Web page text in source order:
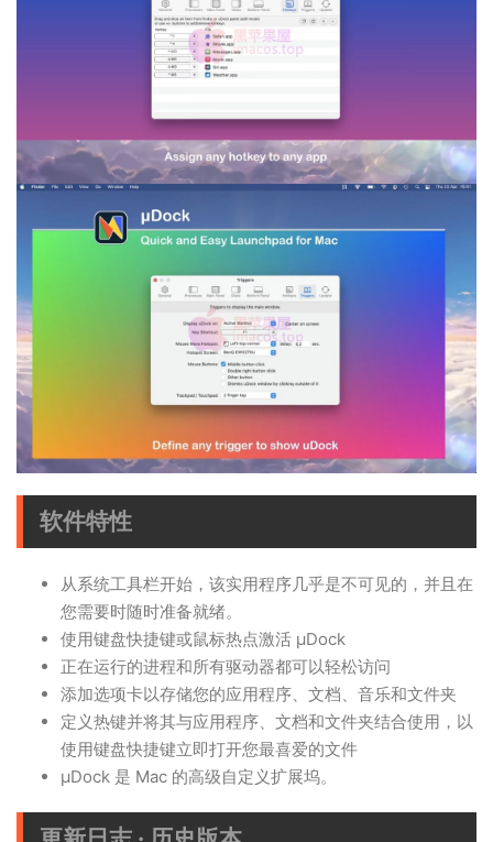
软件特性
从系统工具栏开始，该实用程序几乎是不可见的，并且在
您需要时随时准备就绪。
使用键盘快捷键或鼠标热点激活 µDock
正在运行的进程和所有驱动器都可以轻松访问
添加选项卡以存储您的应用程序、文档、音乐和文件夹
定义热键并将其与应用程序、文档和文件夹结合使用，以
使用键盘快捷键立即打开您最喜爱的文件
μDock 是 Mac 的高级自定义扩展坞。